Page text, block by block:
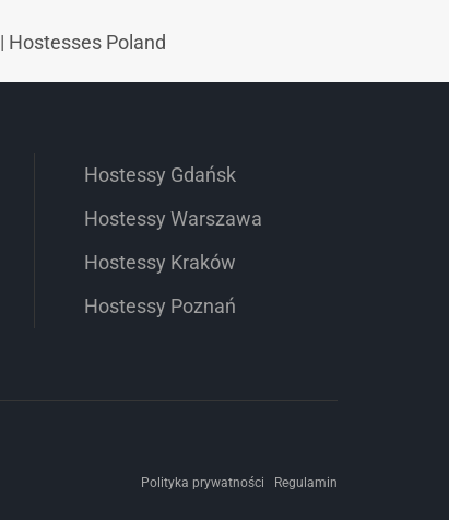
| Hostesses Poland
Hostessy Gdańsk
Hostessy Warszawa
Hostessy Kraków
Hostessy Poznań
Polityka prywatności Regulamin